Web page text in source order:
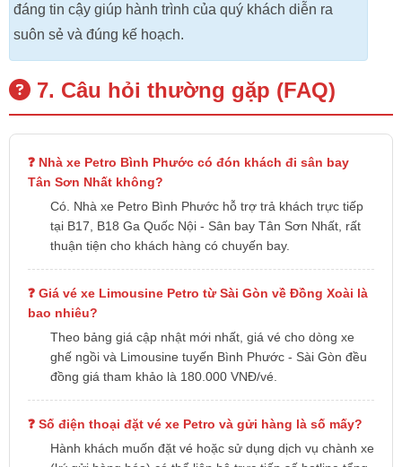
đáng tin cậy giúp hành trình của quý khách diễn ra
suôn sẻ và đúng kế hoạch.
7. Câu hỏi thường gặp (FAQ)
Nhà xe Petro Bình Phước có đón khách đi sân bay
Tân Sơn Nhất không?
Có. Nhà xe Petro Bình Phước hỗ trợ trả khách trực tiếp
tại B17, B18 Ga Quốc Nội - Sân bay Tân Sơn Nhất, rất
thuận tiện cho khách hàng có chuyến bay.
Giá vé xe Limousine Petro từ Sài Gòn về Đồng Xoài là
bao nhiêu?
Theo bảng giá cập nhật mới nhất, giá vé cho dòng xe
ghế ngồi và Limousine tuyến Bình Phước - Sài Gòn đều
đồng giá tham khảo là 180.000 VNĐ/vé.
Số điện thoại đặt vé xe Petro và gửi hàng là số mấy?
Hành khách muốn đặt vé hoặc sử dụng dịch vụ chành xe